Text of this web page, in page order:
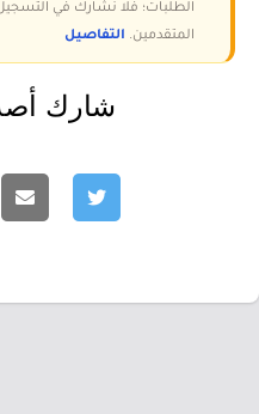
الطلبات؛ فلا نشارك في التسجيل
المتقدمين. التفاصيل
شارك